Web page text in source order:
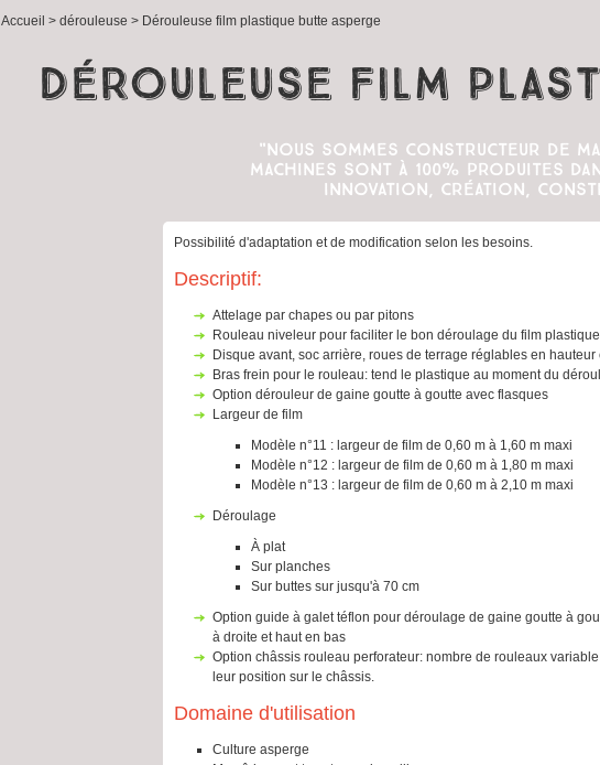
Accueil > dérouleuse > Dérouleuse film plastique butte asperge
Dérouleuse film
"Nous sommes constructeur de
machines sont à 100% produites
innovation, création,
Possibilité d'adaptation et de modification selon les besoins.
Descriptif:
attelage par chapes ou par pitons
rouleau niveleur pour faciliter le bon déroulage du film
disque avant, soc arrière, roues de terrage réglables en hauteur
bras frein pour le rouleau: tend le plastique au moment du
option dérouleur de gaine goutte à goutte avec flasques
largeur de film
Modèle n°11 : largeur de film de 0,60 m à 1,60 m maxi
Modèle n°12 : largeur de film de 0,60 m à 1,80 m maxi
Modèle n°13 : largeur de film de 0,60 m à 2,10 m maxi
déroulage
à plat
sur planches
sur buttes sur jusqu'à 70 cm
option guide à galet téflon pour déroulage de gaine goutte à goutte, montage sur bride standard avec réglage de gauche
à droite et haut en bas
option châssis rouleau perforateur: nombre de rouleaux variable selon l'utilisation, réglage de l'entraxe des rouleaux de
leur position sur le châssis.
Domaine d'utilisation
culture asperge